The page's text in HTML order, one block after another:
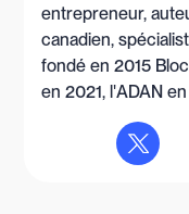
entrepreneur,
canadien,
fondé en 2015
en 2021, l'ADAN